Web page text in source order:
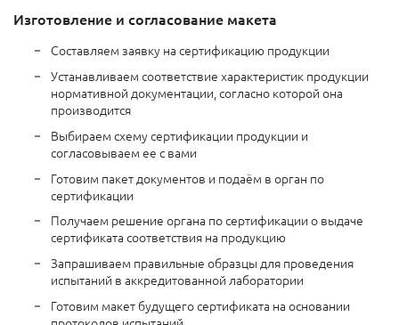
Изготовление и согласование макета
Составляем заявку на сертификацию продукции
Устанавливаем соответствие характеристик продукции
нормативной документации, согласно которой она
производится
Выбираем схему сертификации продукции и
согласовываем ее с вами
Готовим пакет документов и подаём в орган по
сертификации
Получаем решение органа по сертификации о выдаче
сертификата соответствия на продукцию
Запрашиваем правильные образцы для проведения
испытаний в аккредитованной лаборатории
Готовим макет будущего сертификата на основании